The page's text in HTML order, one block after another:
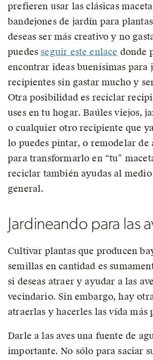
prefieren usar las clásicas
bandejones de jardín para
deseas ser más creativo y no
puedes seguir este enlace donde
encontrar ideas buenísimas para
recipientes sin gastar mucho y
Otra posibilidad es reciclar
uses en tu hogar. Baúles viejos,
o cualquier otro recipiente que
lo puedes pintar, o remodelar de
para transformarlo en “tu”
reciclar también ayudas al
general.
Jardineando para las
Cultivar plantas que producen
semillas en cantidad es
si deseas atraer y ayudar a las
vecindario. Sin embargo, hay
atraerlas y hacerles las vida más
Darle a las aves una fuente de
importante. No sólo para saciar